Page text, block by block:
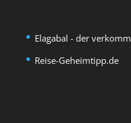
Elagabal - der
Reise-Geheimtipp.de